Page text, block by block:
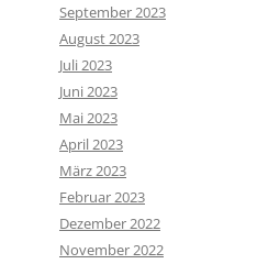
September 2023
August 2023
Juli 2023
Juni 2023
Mai 2023
April 2023
März 2023
Februar 2023
Dezember 2022
November 2022